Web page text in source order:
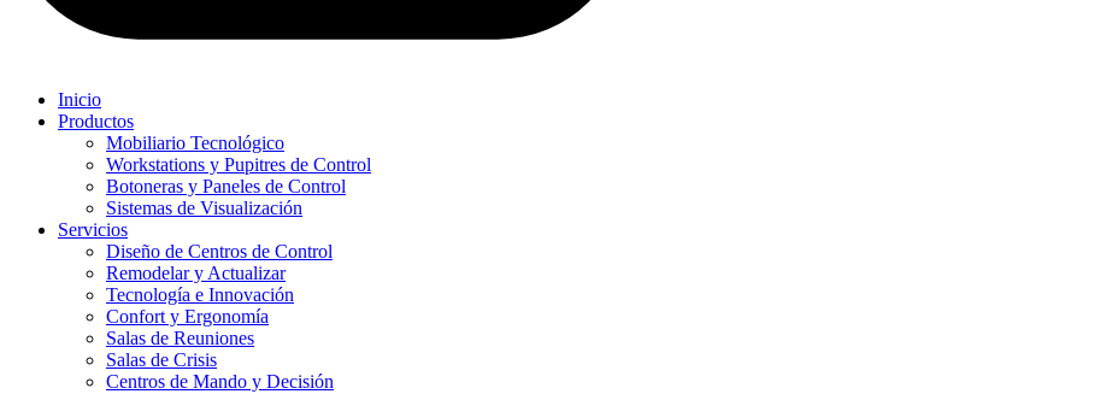
Inicio
Productos
Mobiliario Tecnológico
Workstations y Pupitres de Control
Botoneras y Paneles de Control
Sistemas de Visualización
Servicios
Diseño de Centros de Control
Remodelar y Actualizar
Tecnología e Innovación
Confort y Ergonomía
Salas de Reuniones
Salas de Crisis
Centros de Mando y Decisión